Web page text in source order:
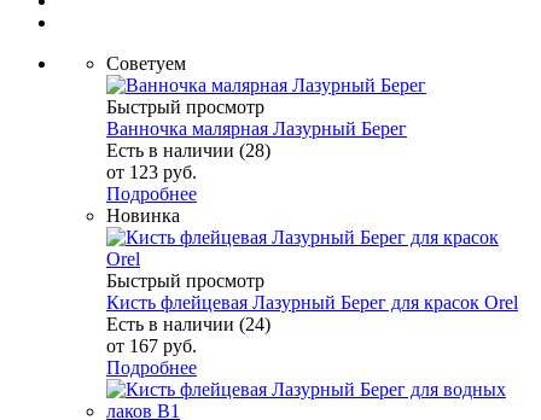
Советуем
Быстрый просмотр
Ванночка малярная Лазурный Берег
Есть в наличии (28)
от 123 руб.
Подробнее
Новинка
Быстрый просмотр
Кисть флейцевая Лазурный Берег для красок Orel
Есть в наличии (24)
от 167 руб.
Подробнее